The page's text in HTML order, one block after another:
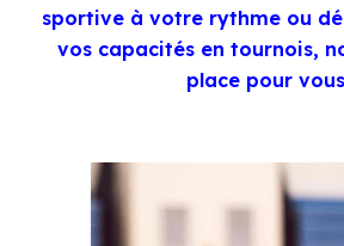
sportive à votre rythme ou
vos capacités en tournois,
place pour